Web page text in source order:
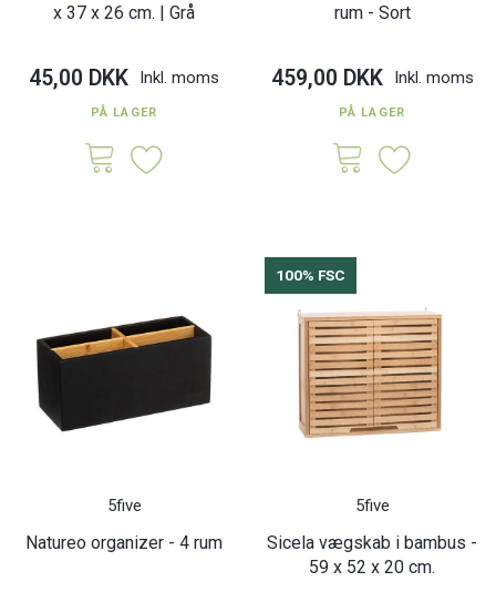
x 37 x 26 cm. | Grå
45,00 DKK Inkl. moms
PÅ LAGER
rum - Sort
459,00 DKK Inkl. moms
PÅ LAGER
5five
Natureo organizer - 4 rum
100% FSC
5five
Sicela vægskab i bambus -
59 x 52 x 20 cm.